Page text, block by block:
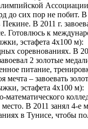
Ассоциации
до сих пор не побит.
В 2011 г.
Готовлюсь к
эстафета 4х100 м):
соревнованиях. В
2 золотые
питание,
мечта – завоевать
эстафета 4х100 м):
математического
В 2011 занял 4-
в Тунисе, чтобы